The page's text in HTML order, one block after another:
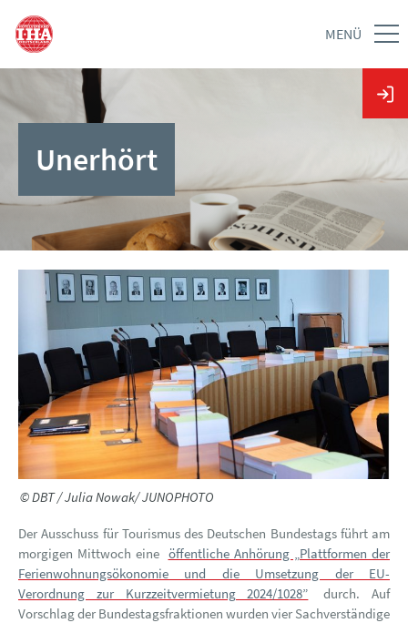
MENÜ
Unerhört
© DBT / Julia Nowak/ JUNOPHOTO
Der Ausschuss für Tourismus des Deutschen Bundestags führt am
morgigen Mittwoch eine öffentliche Anhörung „Plattformen der
Ferienwohnungsökonomie und die Umsetzung der EU-
Verordnung zur Kurzzeitvermietung 2024/1028”
durch. Auf
Vorschlag der Bundestagsfraktionen wurden vier Sachverständige